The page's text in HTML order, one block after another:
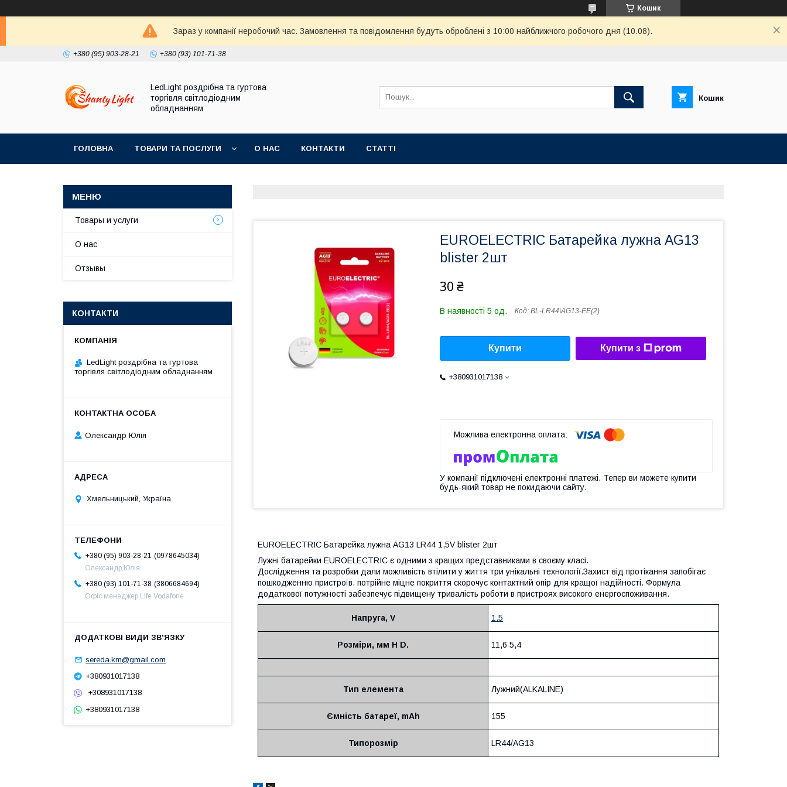
Кошик
Зараз у компанії неробочий час. Замовлення та повідомлення будуть оброблені з 10:00 найближчого робочого дня (10.08).
+380 (95) 903-28-21 +380 (93) 101-71-38
LedLight роздрiбна та гуртова
торгiвля свiтлодiодним
обладнанням
Кошик
ГОЛОВНА ТОВАРИ ТА ПОСЛУГИ О НАС КОНТАКТИ СТАТТІ
EUROELECTRIC Батарейка лужна AG13
blister 2шт
30 ₴
В наявності 5 од. Код: BL-LR44\AG13-EE(2)
Купити Купити з
+380931017138
У компанії підключені електронні платежі. Тепер ви можете купити
будь-який товар не покидаючи сайту.
EUROELECTRIC Батарейка лужна AG13 LR44 1,5V blister 2шт
Лужні батарейки EUROELECTRIC є одними з кращих представниками в своєму класі.
Дослідження та розробки дали можливість втілити у життя три унікальні технології.Захист від протікання запобігає
пошкодженню пристроїв. потрійне міцне покриття скорочує контактний опір для кращої надійності. Формула
додаткової потужності забезпечує підвищену тривалість роботи в пристроях високого енергоспоживання.
Напруга, V 1.5
Розміри, мм H D. 11,6 5,4
Тип елемента Лужний(ALKALINE)
Ємність батареї, mAh 155
Типорозмір LR44/AG13
Товары и услуги
О нас
Отзывы
КОНТАКТИ
LedLight роздрiбна та гуртова
торгiвля свiтлодiодним обладнанням
Олександр Юлія
Хмельницький, Україна
+380 (95) 903-28-21
0978645034
Олександр,Юлія
+380 (93) 101-71-38
3806684694
Офіс менеджер,Life Vodafone
sereda.km@gmail.com
+380931017138
+308931017138
+380931017138